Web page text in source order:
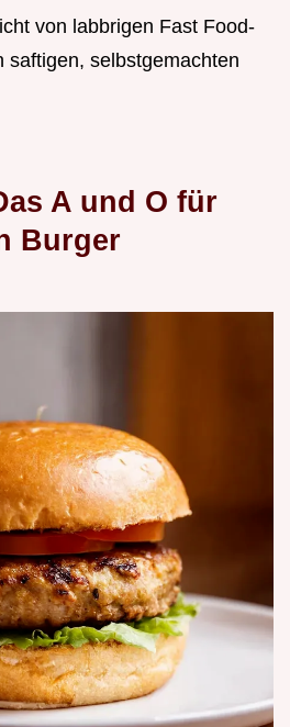
von labbrigen Fast Food-
saftigen, selbstgemachten
A und O für
Burger